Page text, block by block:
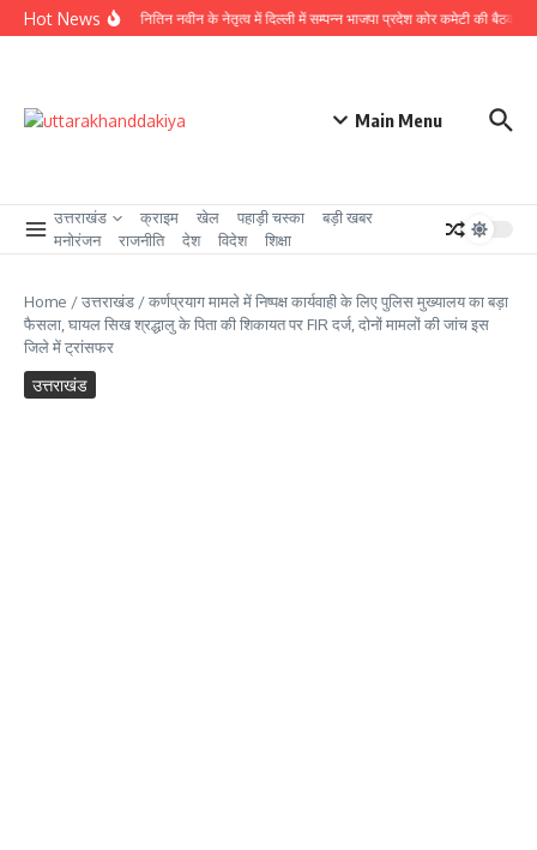
Skip to content
Hot News
राष्ट्रीय अध्यक्ष नितिन नवीन के नेतृत्व में दिल्ली में सम्पन्न भाजपा प्रदेश कोर कमेटी की बैठक में लिये
Main Menu
उत्तराखंड क्राइम खेल पहाड़ी चस्का
बड़ी खबर
मनोरंजन
राजनीति देश विदेश शिक्षा
Home /उत्तराखंड /कर्णप्रयाग मामले में निष्पक्ष कार्यवाही के लिए पुलिस मुख्यालय का बड़ा
फैसला, घायल सिख श्रद्धालु के पिता की शिकायत पर FIR दर्ज, दोनों मामलों की जांच इस
जिले में ट्रांसफर
उत्तराखंड